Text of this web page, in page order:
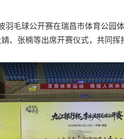
毛球公开赛在瑞昌市体育公园
、张楠等出席开赛仪式，共同挥